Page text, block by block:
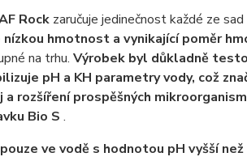
Rockzaručuje jedinečnost každé ze
hmotnost a vynikající poměr
na trhu. Výrobek byl důkladně
pH a KH parametry vody, což
a rozšíření prospěšných
Bio S .
ve vodě s hodnotou pH vyšší než